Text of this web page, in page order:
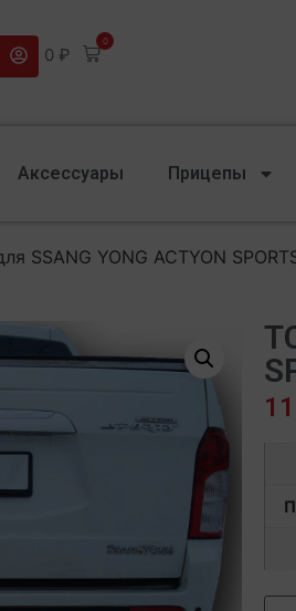
0 ₽
0
Аксессуары Прицепы
SSANG YONG ACTYON